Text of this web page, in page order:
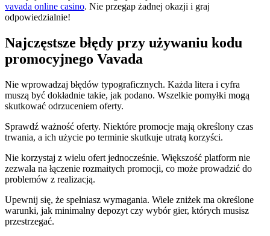
vavada online casino. Nie przegap żadnej okazji i graj
odpowiedzialnie!
Najczęstsze błędy przy używaniu kodu
promocyjnego Vavada
Nie wprowadzaj błędów typograficznych. Każda litera i cyfra
muszą być dokładnie takie, jak podano. Wszelkie pomyłki mogą
skutkować odrzuceniem oferty.
Sprawdź ważność oferty. Niektóre promocje mają określony czas
trwania, a ich użycie po terminie skutkuje utratą korzyści.
Nie korzystaj z wielu ofert jednocześnie. Większość platform nie
zezwala na łączenie rozmaitych promocji, co może prowadzić do
problemów z realizacją.
Upewnij się, że spełniasz wymagania. Wiele zniżek ma określone
warunki, jak minimalny depozyt czy wybór gier, których musisz
przestrzegać.